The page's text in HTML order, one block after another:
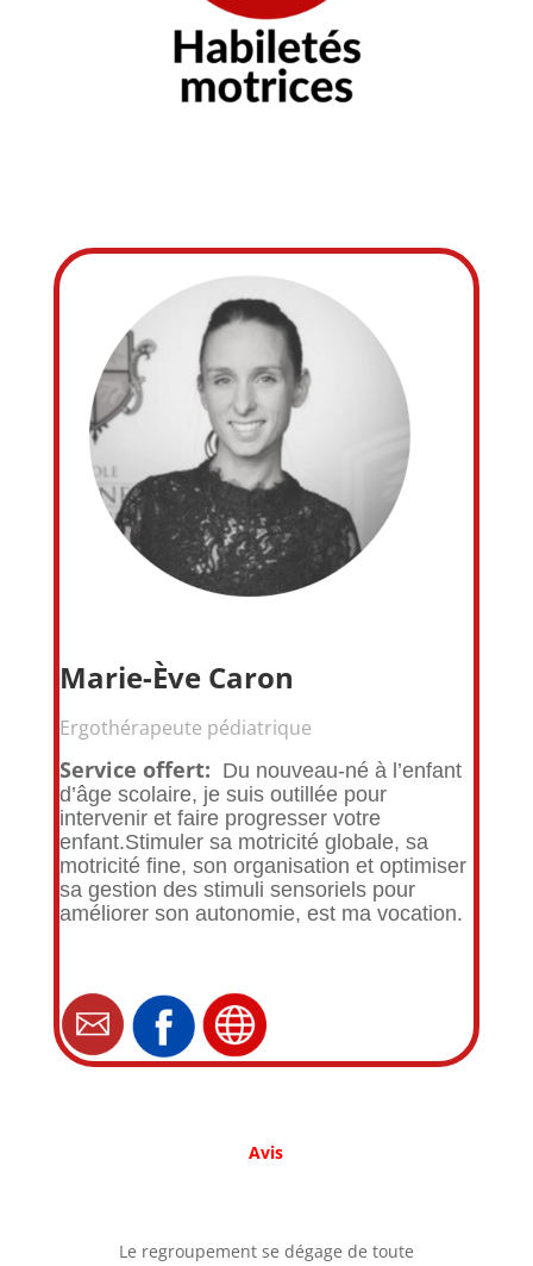
Marie-Ève Caron
Ergothérapeute pédiatrique
Service offert: Du nouveau-né à l’enfant
d’âge scolaire, je suis outillée pour
intervenir et faire progresser votre
enfant.Stimuler sa motricité globale, sa
motricité fine, son organisation et optimiser
sa gestion des stimuli sensoriels pour
améliorer son autonomie, est ma vocation.
Avis
Le regroupement se dégage de toute